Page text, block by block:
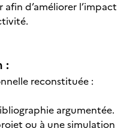
d’améliorer l’impact
:
reconstituée :
argumentée.
ou à une simulation